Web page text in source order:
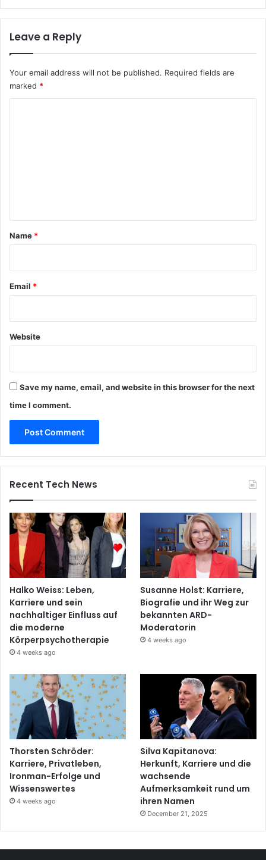
Leave a Reply
Your email address will not be published. Required fields are
marked *
*
Name *
Email *
Website
Save my name, email, and website in this browser for the next
time I comment.
Recent Tech News
Halko Weiss: Leben,
Karriere und sein
nachhaltiger Einfluss auf
die moderne
Körperpsychotherapie
4 weeks ago
Susanne Holst: Karriere,
Biografie und ihr Weg zur
bekannten ARD-
Moderatorin
4 weeks ago
Thorsten Schröder:
Karriere, Privatleben,
Ironman-Erfolge und
Wissenswertes
4 weeks ago
Silva Kapitanova:
Herkunft, Karriere und die
wachsende
Aufmerksamkeit rund um
ihren Namen
December 21, 2025